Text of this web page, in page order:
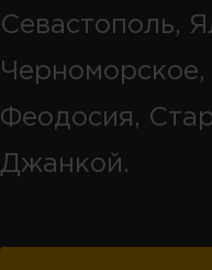
Севастополь,
Черноморское,
Феодосия,
Джанкой.